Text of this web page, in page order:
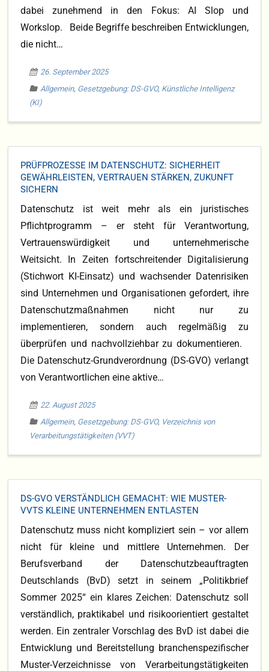
dabei zunehmend in den Fokus: AI Slop und
Workslop. Beide Begriffe beschreiben Entwicklungen,
die nicht…
26. September 2025
Allgemein, Gesetzgebung: DS-GVO, Künstliche Intelligenz
(KI)
PRÜFPROZESSE IM DATENSCHUTZ: SICHERHEIT
GEWÄHRLEISTEN, VERTRAUEN STÄRKEN, ZUKUNFT
SICHERN
Datenschutz ist weit mehr als ein juristisches
Pflichtprogramm – er steht für Verantwortung,
Vertrauenswürdigkeit und unternehmerische
Weitsicht. In Zeiten fortschreitender Digitalisierung
(Stichwort KI-Einsatz) und wachsender Datenrisiken
sind Unternehmen und Organisationen gefordert, ihre
Datenschutzmaßnahmen nicht nur zu
implementieren, sondern auch regelmäßig zu
überprüfen und nachvollziehbar zu dokumentieren.
Die Datenschutz-Grundverordnung (DS-GVO) verlangt
von Verantwortlichen eine aktive…
22. August 2025
Allgemein, Gesetzgebung: DS-GVO, Verzeichnis von
Verarbeitungstätigkeiten (VVT)
DS-GVO VERSTÄNDLICH GEMACHT: WIE MUSTER-
VVTS KLEINE UNTERNEHMEN ENTLASTEN
Datenschutz muss nicht kompliziert sein – vor allem
nicht für kleine und mittlere Unternehmen. Der
Berufsverband der Datenschutzbeauftragten
Deutschlands (BvD) setzt in seinem „Politikbrief
Sommer 2025“ ein klares Zeichen: Datenschutz soll
verständlich, praktikabel und risikoorientiert gestaltet
werden. Ein zentraler Vorschlag des BvD ist dabei die
Entwicklung und Bereitstellung branchenspezifischer
Muster-Verzeichnisse von Verarbeitungstätigkeiten